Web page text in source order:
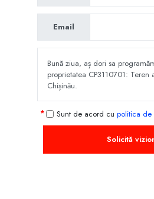
Email
Sunt de acord cu politica de
Solicită